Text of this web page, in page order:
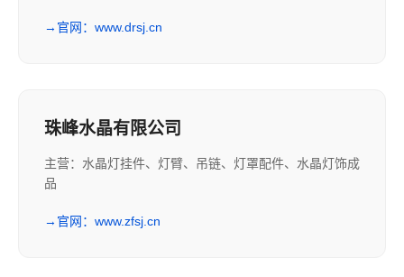
→ 官网：www.drsj.cn
珠峰水晶有限公司
主营：水晶灯挂件、灯臂、吊链、灯罩配件、水晶灯饰成
品
→ 官网：www.zfsj.cn